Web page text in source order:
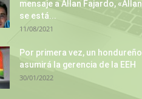
mensaje a Allan Fajardo, «Allan
se está...
11/08/2021
Por primera vez, un hondureño
asumirá la gerencia de la EEH
30/01/2022